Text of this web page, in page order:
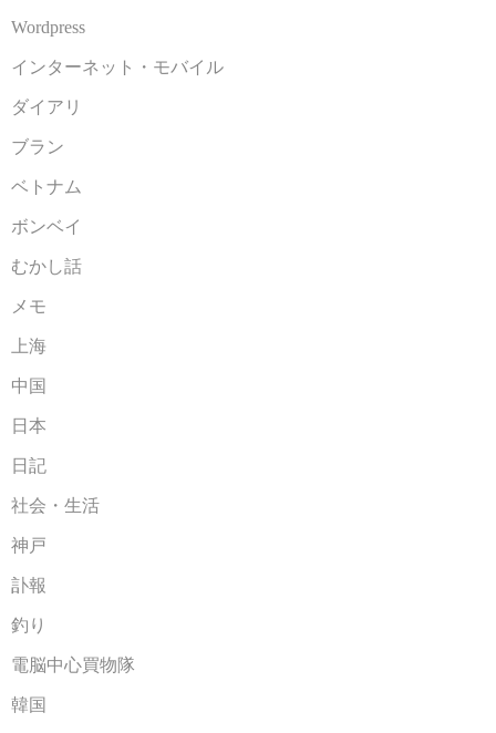
Wordpress
インターネット・モバイル
ダイアリ
ブラン
ベトナム
ボンベイ
むかし話
メモ
上海
中国
日本
日記
社会・生活
神戸
訃報
釣り
電脳中心買物隊
韓国